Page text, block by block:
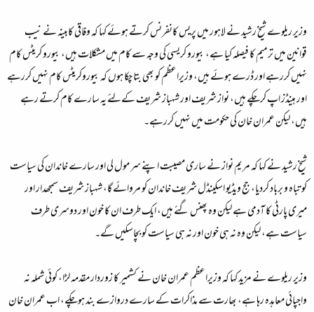
وزیر ریلوے شیخ رشید نے لاہور میں پریس کانفرنس کرتے ہوئے کہا کہ وفاقی کابینہ نے نیب
قوانین میں ترمیم کا فیصلہ کیا ہے، بیورو کریسی کی وجہ سے کام میں مشکلات ہیں، بیورو کریٹس کام
نہیں کررہے اور ڈرے ہوئے ہیں، وزیراعظم کو بھی بتا چکا ہوں کہ بیوروکریٹس کام نہیں کررہے
اور ہینڈز اپ کرچکے ہیں، نواز شریف اور شہباز شریف کےلئے یہ سارے کام کرتے رہے
ہیں، لیکن عمران خان کی حکومت میں نہیں کررہے۔
شیخ رشید نے کہا کہ مریم نواز نے ساری مصیبت اپنے سر مول لی اور سارے خاندان کی سیاست
کو تباہ و برباد کردیا، جج ویڈیو اسکینڈل شریف خاندان کو مروائے گا، شہباز شریف سمجھدار اور
میری پارٹی کا آدمی ہے لیکن وہ پھنس گئے ہیں، ایک طرف ان کا خون اور دوسری طرف
سیاست ہے، لیکن وہ نہ ہی خون اور نہ ہی سیاست کو بچاسکیں گے۔
وزیر ریلوے نے مزید کہا کہ وزیراعظم عمران خان نے کشمیر کا زوردار مقدمہ لڑا، کوئی شملہ نہ
واجپائی معاہدہ رہا ہے، بھارت سے مذاکرات کے سارے دروازے بند ہوچکے، اب عمران خان